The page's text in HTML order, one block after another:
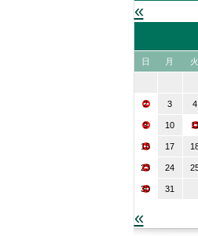
«
日 月 火
2 3 4
9 10
16 17
23 24
30 31
«